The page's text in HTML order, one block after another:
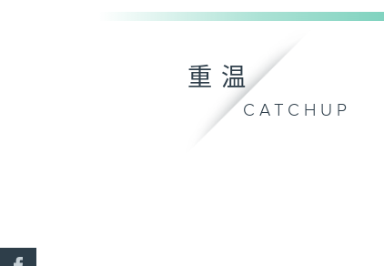
重温
CATCHUP